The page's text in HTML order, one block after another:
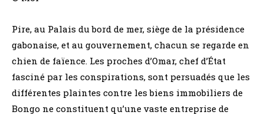
Pire, au Palais du bord de mer, siège de la présidence
gabonaise, et au gouvernement, chacun se regarde en
chien de faïence. Les proches d’Omar, chef d’État
fasciné par les conspirations, sont persuadés que les
différentes plaintes contre les biens immobiliers de
Bongo ne constituent qu’une vaste entreprise de